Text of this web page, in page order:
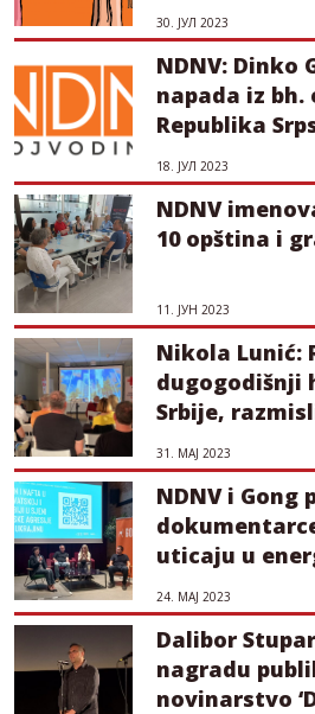
30. ЈУЛ 2023
NDNV: Dinko
napada iz
Republika
18. ЈУЛ 2023
NDNV
10 opština i
11. ЈУН 2023
Nikola Lunić:
dugogodišnji
Srbije,
31. МАЈ 2023
NDNV i Gong
uticaju u
24. МАЈ 2023
Dalibor
nagradu
novinarstvo